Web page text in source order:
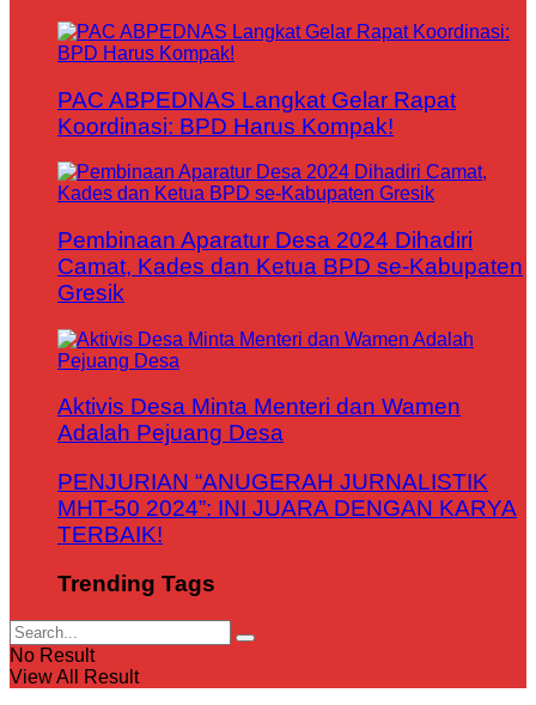
PAC ABPEDNAS Langkat Gelar Rapat
Koordinasi: BPD Harus Kompak!
Pembinaan Aparatur Desa 2024 Dihadiri
Camat, Kades dan Ketua BPD se-Kabupaten
Gresik
Aktivis Desa Minta Menteri dan Wamen
Adalah Pejuang Desa
PENJURIAN “ANUGERAH JURNALISTIK
MHT-50 2024”: INI JUARA DENGAN KARYA
TERBAIK!
Trending Tags
No Result
View All Result